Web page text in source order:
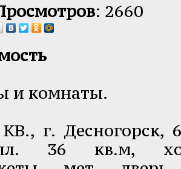
: 2660
и комнаты.
г. Десногорск,
36 кв.м,